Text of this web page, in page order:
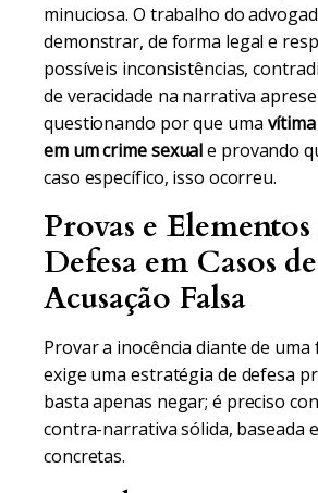
minuciosa. O trabalho do
demonstrar, de forma legal e
possíveis inconsistências,
de veracidade na narrativa
questionando por que uma
em um crime sexuale provando
caso específico, isso ocorreu.
Provas e Elementos
Defesa em Casos de
Acusação Falsa
Provar a inocência diante de uma
exige uma estratégia de defesa
basta apenas negar; é preciso
contra-narrativa sólida, baseada
concretas.